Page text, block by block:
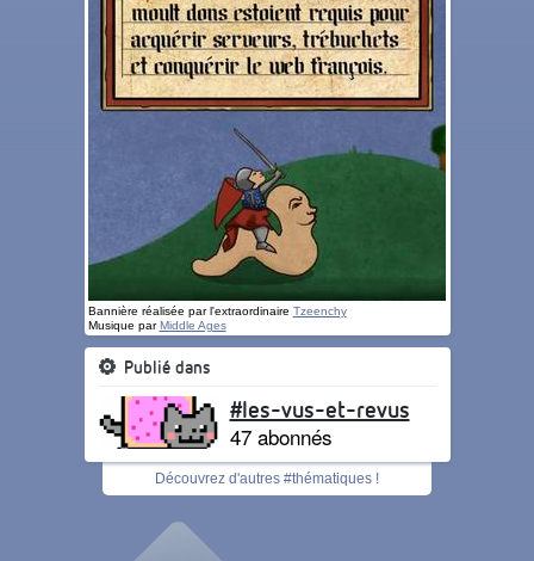
Bannière réalisée par l'extraordinaire Tzeenchy
Musique parMiddle Ages
Publié dans
#les-vus-et-revus
47 abonnés
Découvrez d'autres #thématiques !